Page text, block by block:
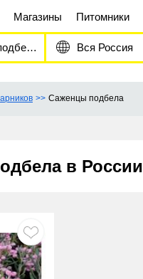
Магазины Питомники
Вся Россия
Саженцы подбела
в России